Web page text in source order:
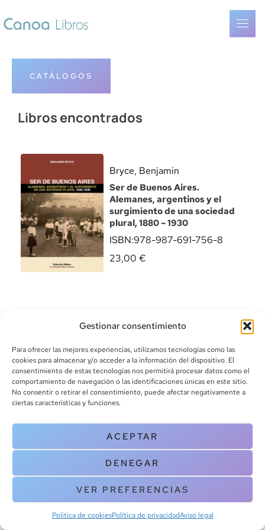
Gestionar consentimiento
Para ofrecer las mejores experiencias, utilizamos tecnologías como las
cookies para almacenar y/o acceder a la información del dispositivo. El
consentimiento de estas tecnologías nos permitirá procesar datos como el
comportamiento de navegación o las identificaciones únicas en este sitio.
No consentir o retirar el consentimiento, puede afectar negativamente a
ciertas características y funciones.
ACEPTAR
DENEGAR
VER PREFERENCIAS
Política de cookiesPolítica de privacidadAviso legal
CATÁLOGOS
Libros encontrados
Bryce, Benjamin
Ser de Buenos Aires.
Alemanes, argentinos y el
surgimiento de una sociedad
plural, 1880 – 1930
ISBN:978-987-691-756-8
23,00 €
info@canoalibros.com
pedidos@canoalibros.com
+34 934 242 391
CONTACTO
Copyright © 2025 Canoa Libros. All Rights Reserved |
cookies
| Aviso legal